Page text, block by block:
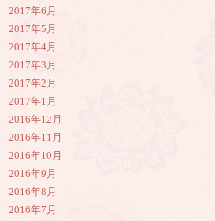
2017年6月
2017年5月
2017年4月
2017年3月
2017年2月
2017年1月
2016年12月
2016年11月
2016年10月
2016年9月
2016年8月
2016年7月